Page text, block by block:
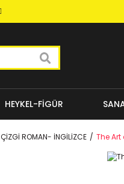
HEYKEL-FİGÜR
ÇİZGİ ROMAN- İNGİLİZCE The Art